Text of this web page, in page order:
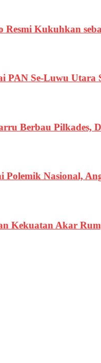
Resmi Kukuhkan
PAN Se-Luwu
Berbau Pilkades,
Polemik Nasional,
Kekuatan Akar